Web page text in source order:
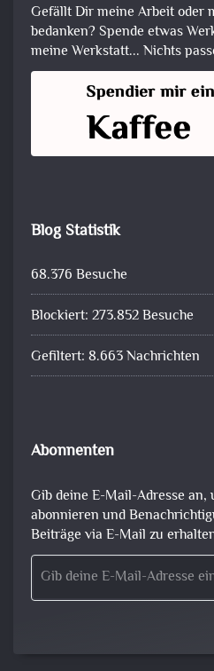
Gefällt Dir meine Arbeit oder
bedanken? Spende etwas
meine Werkstatt... Nichts
Blog Statistik
68.376 Besuche
Blockiert: 273.852 Besuche
Gefiltert: 8.663 Nachrichten
Abonnenten
Gib deine E-Mail-Adresse an,
abonnieren und
Beiträge via E-Mail zu
Gib deine E-Mail-Adresse ein ...